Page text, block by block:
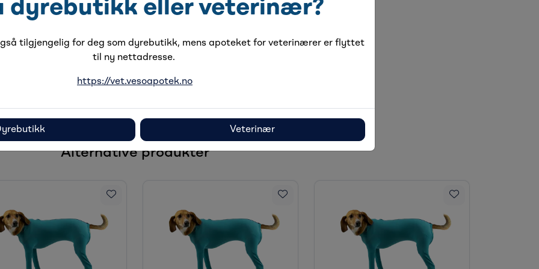
Alternative produkter
dyrebutikk eller veterinær?
tilgjengelig for deg som dyrebutikk, mens apoteket for veterinærer er flyttet
til ny nettadresse.
https://vet.vesoapotek.no
Veterinær